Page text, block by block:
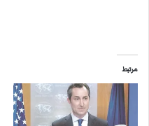
مرتبط